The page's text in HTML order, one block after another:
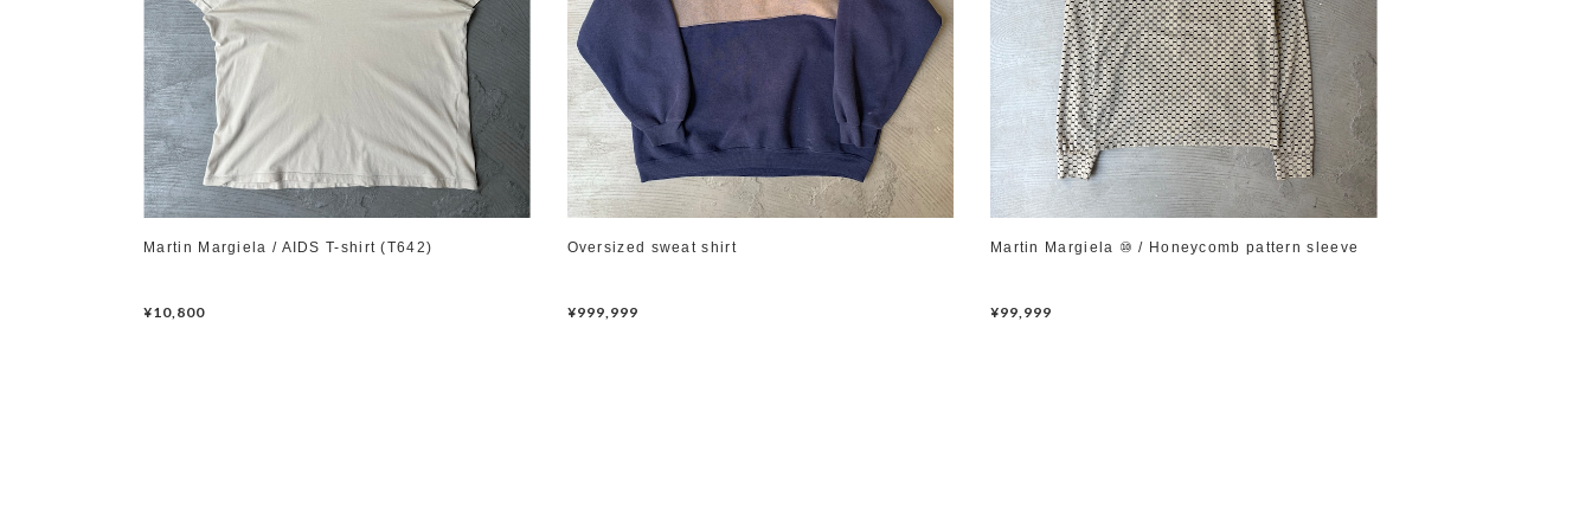
Martin Margiela / AIDS T-shirt (T642)
¥10,800
Oversized sweat shirt
¥999,999
Martin Margiela ⑩ / Honeycomb pattern sleeve
¥99,999